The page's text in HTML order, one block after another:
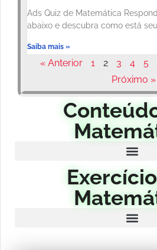
Ads Quiz de Matemática
abaixo e descubra como está
Saiba mais »
« Anterior 1 2 3 4 5
Próximo »